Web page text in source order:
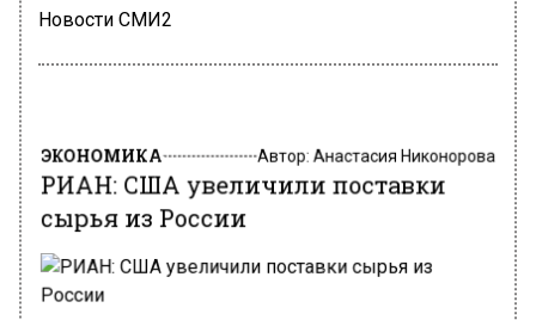
Новости СМИ2
ЭКОНОМИКА Автор: Анастасия Никонорова
РИАН: США увеличили поставки
сырья из России